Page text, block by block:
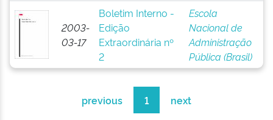
2003-
03-17
Boletim Interno -
Edição
Extraordinária nº
2
Escola
Nacional de
Administração
Pública (Brasil)
previous 1 next